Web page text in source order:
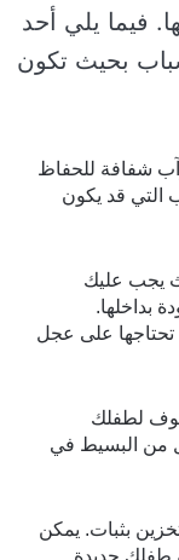
فيما يلي أحد
بحيث تكون
شفافة للحفاظ
التي قد يكون
يجب عليك
بداخلها.
تحتاجها على عجل
لطفلك
من البسيط في
بثبات. يمكن